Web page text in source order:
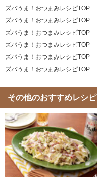
ズバうま！おつまみレシピTOP
ズバうま！おつまみレシピTOP
ズバうま！おつまみレシピTOP
ズバうま！おつまみレシピTOP
ズバうま！おつまみレシピTOP
ズバうま！おつまみレシピTOP
その他のおすすめレシピ